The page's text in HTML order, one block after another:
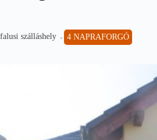
falusi szálláshely 4 NAPRAFORGÓ